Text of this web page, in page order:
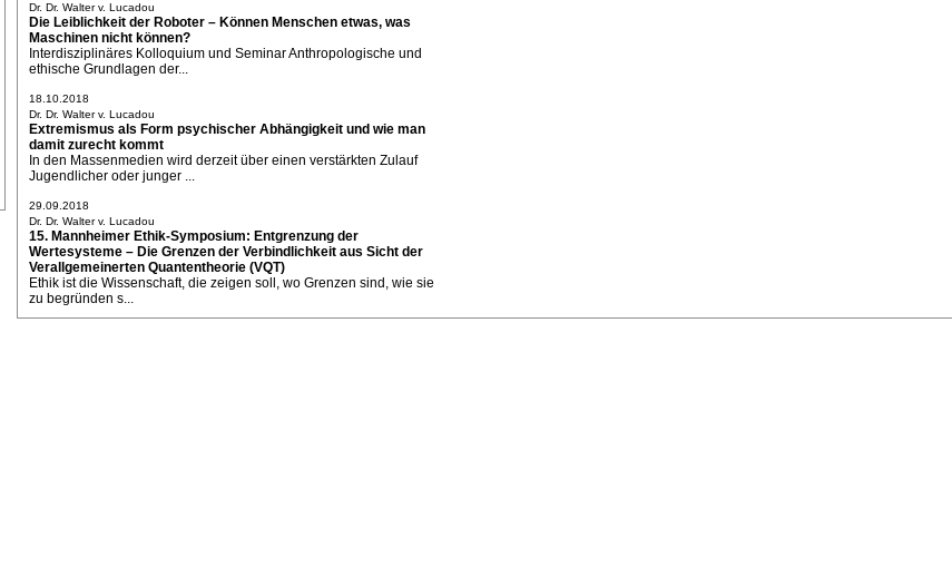
Dr. Dr. Walter v. Lucadou
Die Leiblichkeit der Roboter – Können Menschen etwas, was
Maschinen nicht können?
Interdisziplinäres Kolloquium und Seminar Anthropologische und
ethische Grundlagen der...
18.10.2018
Dr. Dr. Walter v. Lucadou
Extremismus als Form psychischer Abhängigkeit und wie man
damit zurecht kommt
In den Massenmedien wird derzeit über einen verstärkten Zulauf
Jugendlicher oder junger ...
29.09.2018
Dr. Dr. Walter v. Lucadou
15. Mannheimer Ethik-Symposium: Entgrenzung der
Wertesysteme – Die Grenzen der Verbindlichkeit aus Sicht der
Verallgemeinerten Quantentheorie (VQT)
Ethik ist die Wissenschaft, die zeigen soll, wo Grenzen sind, wie sie
zu begründen s...